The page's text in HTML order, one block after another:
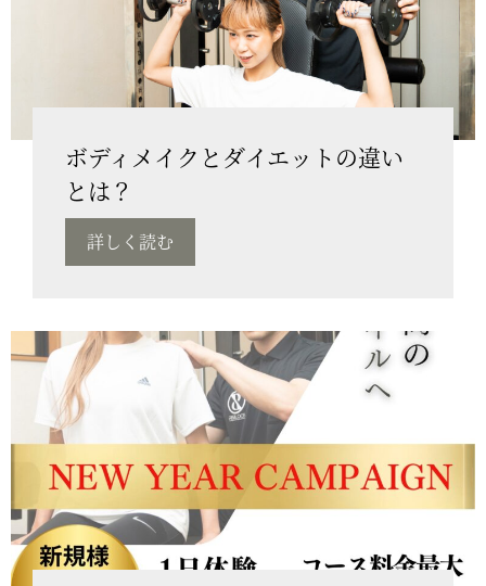
ボディメイクとダイエットの違い
とは？
詳しく読む